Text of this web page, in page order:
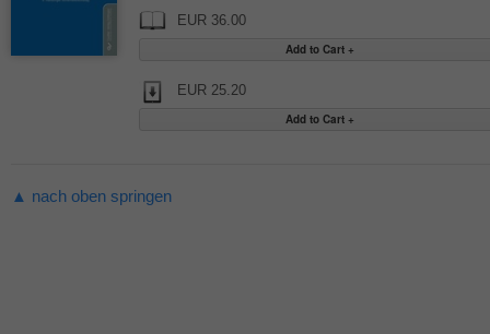
EUR 36.00
EUR 25.20
▲ nach oben springen